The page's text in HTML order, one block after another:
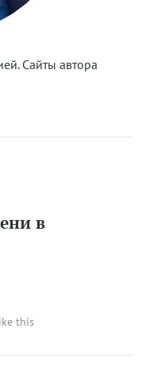
Сайты автора
в
this